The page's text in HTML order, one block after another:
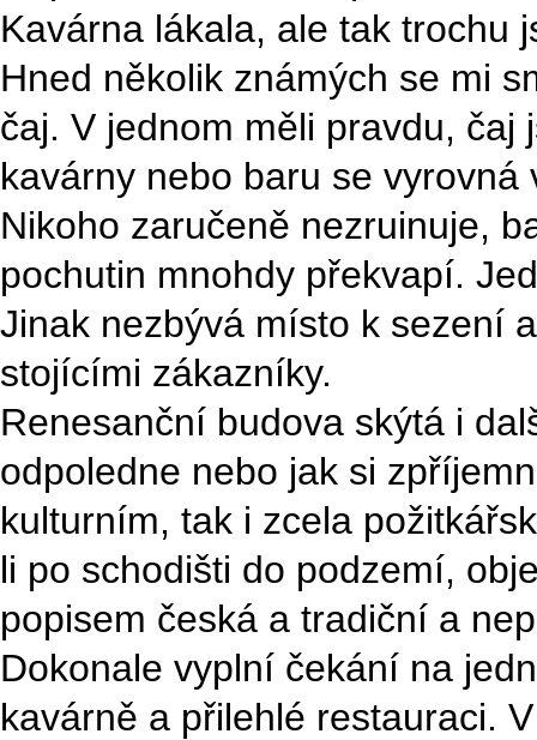
Kavárna lákala, ale tak trochu
Hned několik známých se mi
čaj. V jednom měli pravdu, čaj
kavárny nebo baru se
Nikoho zaručeně nezruinuje,
pochutin mnohdy překvapí.
Jinak nezbývá místo k sezení
stojícími zákazníky.
Renesanční budova skýtá i
odpoledne nebo jak si
kulturním, tak i zcela
li po schodišti do podzemí,
popisem česká a tradiční a
Dokonale vyplní čekání na
kavárně a přilehlé restauraci.